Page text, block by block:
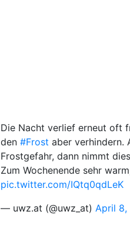
Die Nacht verlief erneut oft
den #Frost aber verhindern.
Frostgefahr, dann nimmt
Zum Wochenende sehr
pic.twitter.com/IQtq0qdLeK
— uwz.at (@uwz_at) April 8,